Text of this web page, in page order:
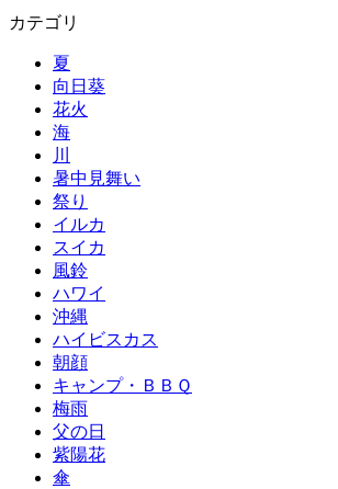
カテゴリ
夏
向日葵
花火
海
川
暑中見舞い
祭り
イルカ
スイカ
風鈴
ハワイ
沖縄
ハイビスカス
朝顔
キャンプ・ＢＢＱ
梅雨
父の日
紫陽花
傘